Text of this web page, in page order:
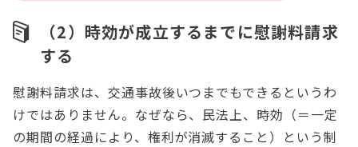
（2）時効が成立するまでに慰謝料請求
する
慰謝料請求は、交通事故後いつまでもできるというわ
けではありません。なぜなら、民法上、時効（＝一定
の期間の経過により、権利が消滅すること）という制